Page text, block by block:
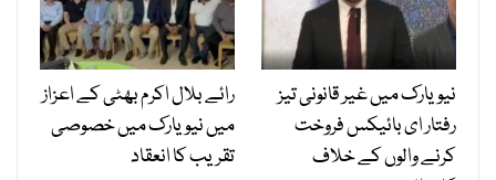
نیویارک میں غیر قانونی تیز
رفتار ای بائیکس فروخت
کرنے والوں کے خلاف
رائے بلال اکرم بھٹی کے اعزاز
میں نیویارک میں خصوصی
تقریب کا انعقاد